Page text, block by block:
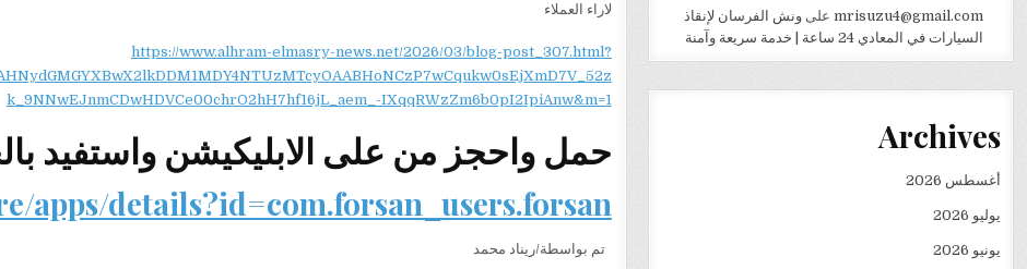
لاراء العملاء
https://www.alhram-elmasry-news.net/2026/03/blog-post_307.html?
k_9NNwEJnmCDwHDVCe00chrO2hH7hf16jL_aem_-IXqqRWzZm6b0pI2IpiAnw&m=1
حمل واحجز من على الابليكيشن واستفيد
apps/details?id=com.forsan_users.forsan
تم بواسطة/ريناد محمد
mrisuzu4@gmail.comعلى ونش الفرسان لإنقاذ
السيارات في المعادي 24 ساعة | خدمة سريعة وآمنة
Archives
أغسطس 2026
يوليو 2026
يونيو 2026